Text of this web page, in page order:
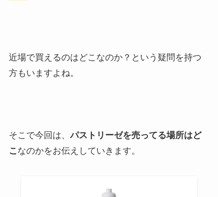
近場で買えるのはどこなのか？という疑問を持つ
方もいますよね。
そこで今回は、パストリーゼを売ってる場所はど
こなのかをお伝えしていきます。